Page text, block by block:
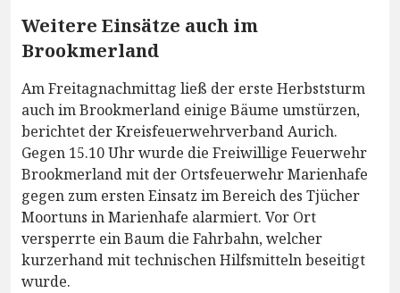
Weitere Einsätze auch im
Brookmerland
Am Freitagnachmittag ließ der erste Herbststurm
auch im Brookmerland einige Bäume umstürzen,
berichtet der Kreisfeuerwehrverband Aurich.
Gegen 15.10 Uhr wurde die Freiwillige Feuerwehr
Brookmerland mit der Ortsfeuerwehr Marienhafe
gegen zum ersten Einsatz im Bereich des Tjücher
Moortuns in Marienhafe alarmiert. Vor Ort
versperrte ein Baum die Fahrbahn, welcher
kurzerhand mit technischen Hilfsmitteln beseitigt
wurde.